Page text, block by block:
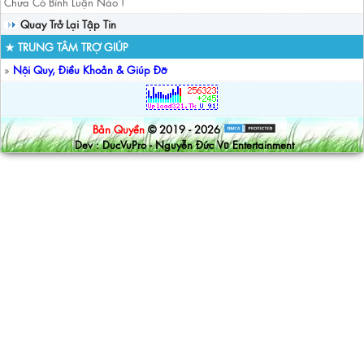
Quay Trở Lại Tập Tin
★ TRUNG TÂM TRỢ GIÚP
» Nội Quy, Điều Khoản & Giúp Đỡ
Bản Quyền © 2019 - 2026
Dev : DucVuPro - Nguyễn Đức Vũ Entertainment